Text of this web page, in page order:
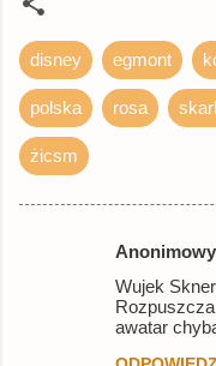
disney egmont
polska rosa
żicsm
Anonimowy
Wujek
awatar